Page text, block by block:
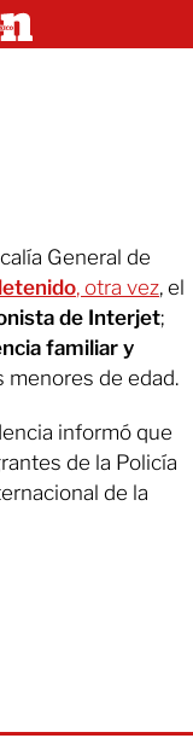
General de
, otra vez, el
de Interjet;
familiar y
menores de edad.
informó que
de la Policía
de la